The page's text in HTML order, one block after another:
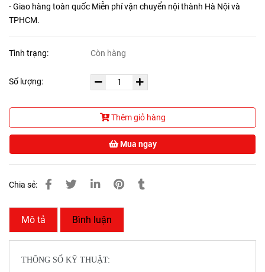
- Giao hàng toàn quốc Miễn phí vận chuyển nội thành Hà Nội và
TPHCM.
Tình trạng: Còn hàng
Số lượng:
Thêm giỏ hàng
Mua ngay
Chia sẻ:
Mô tả Bình luận
THÔNG SỐ KỸ THUẬT: